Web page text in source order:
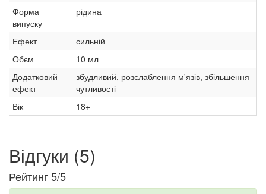
Форма
випуску
рідина
Ефект
сильній
Обєм
10 мл
Додатковий
ефект
збудливий, розслаблення м'язів, збільшення
чутливості
Вік
18+
Відгуки (5)
Рейтинг 5/5